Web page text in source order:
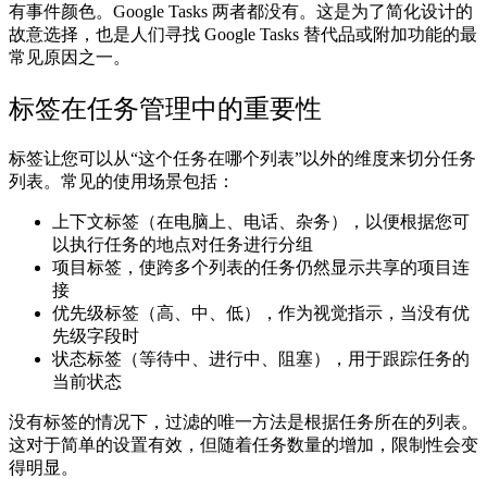
有事件颜色。Google Tasks 两者都没有。这是为了简化设计的
故意选择，也是人们寻找 Google Tasks 替代品或附加功能的最
常见原因之一。
标签在任务管理中的重要性
标签让您可以从“这个任务在哪个列表”以外的维度来切分任务
列表。常见的使用场景包括：
上下文标签 （在电脑上、电话、杂务），以便根据您可
以执行任务的地点对任务进行分组
项目标签 ，使跨多个列表的任务仍然显示共享的项目连
接
优先级标签 （高、中、低），作为视觉指示，当没有优
先级字段时
状态标签 （等待中、进行中、阻塞），用于跟踪任务的
当前状态
没有标签的情况下，过滤的唯一方法是根据任务所在的列表。
这对于简单的设置有效，但随着任务数量的增加，限制性会变
得明显。